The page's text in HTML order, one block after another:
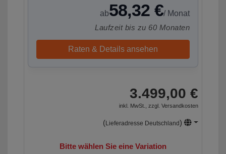
ab58,32 €/ Monat
Laufzeit bis zu 60 Monaten
Raten & Details ansehen
3.499,00 €
inkl. MwSt., zzgl. Versandkosten
(Lieferadresse Deutschland)
Bitte wählen Sie eine Variation